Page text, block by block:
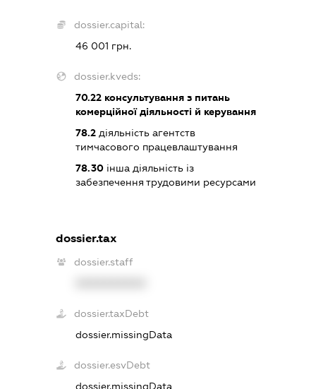
dossier.capital:
46 001 грн.
dossier.kveds:
70.22консультування з питань
комерційної діяльності й керування
78.2діяльність агентств
тимчасового працевлаштування
78.30інша діяльність із
забезпечення трудовими ресурсами
dossier.tax
dossier.staff
dossier.taxDebt
dossier.missingData
dossier.esvDebt
dossier.missingData